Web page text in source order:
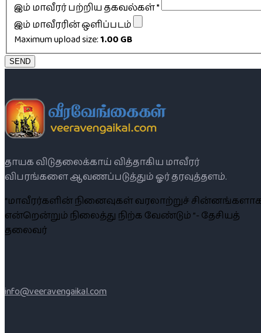
இம் மாவீரர் பற்றிய தகவல்கள்*
இம் மாவீரரின் ஒளிப்படம்
Maximum upload size:1.00 GB
SEND
தாயக விடுதலைக்காய் வித்தாகிய மாவீரர்
விபரங்களை ஆவணப்படுத்தும் ஓர் தரவுத்தளம்.
“மாவீரர்களின் நினைவுகள் வரலாற்றுச்
என்றென்றும் நிலைத்து நிற்க வேண்டும் ”- தேசியத்
தலைவர்
info@veeravengaikal.com